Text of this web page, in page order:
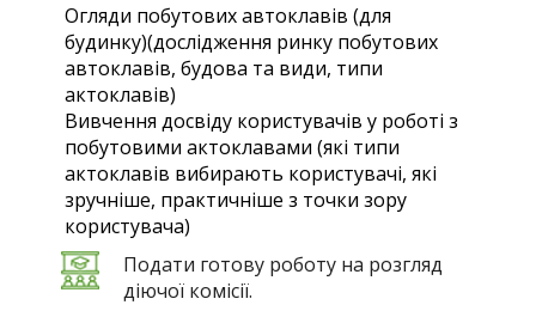
Огляди побутових автоклавів (для
будинку)(дослідження ринку побутових
автоклавів, будова та види, типи
актоклавів)
Вивчення досвіду користувачів у роботі з
побутовими актоклавами (які типи
актоклавів вибирають користувачі, які
зручніше, практичніше з точки зору
користувача)
Подати готову роботу на розгляд
діючої комісії.